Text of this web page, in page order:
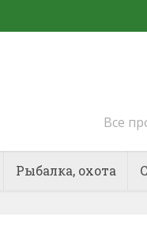
Все
Рыбалка, охота